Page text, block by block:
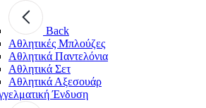
Back
Aθλητικές Μπλούζες
Αθλητικά Παντελόνια
Αθλητικά Σετ
Αθλητικά Αξεσουάρ
Ένδυση